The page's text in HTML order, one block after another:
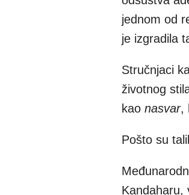
jednom od
je izgradila
Stručnjaci
životnog
kao nasvar,
Pošto su
Kandaharu,